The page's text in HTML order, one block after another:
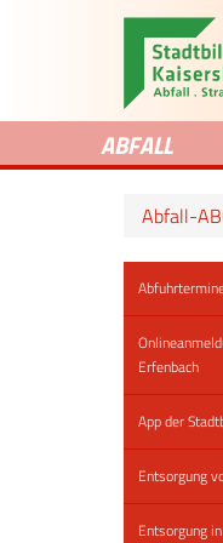
ABFALL
Abfall-
Erfenbach
App der
Entsorgung
Entsorgung